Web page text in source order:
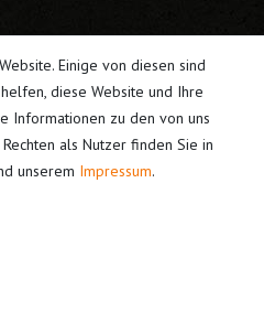
Einige von diesen sind
diese Website und Ihre
Informationen zu den von uns
als Nutzer finden Sie in
unserem Impressum.